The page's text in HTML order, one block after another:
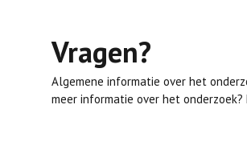
Vragen?
Algemene informatie over het
meer informatie over het